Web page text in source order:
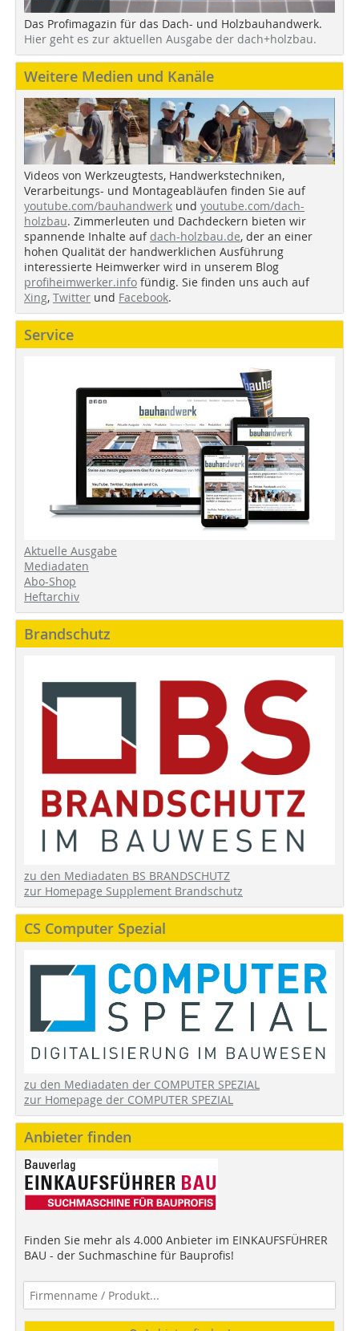
Das Profimagazin für das Dach- und Holzbauhandwerk.
Hier geht es zur aktuellen Ausgabe der dach+holzbau.
Weitere Medien und Kanäle
Videos von Werkzeugtests, Handwerkstechniken,
Verarbeitungs- und Montageabläufen finden Sie auf
youtube.com/bauhandwerk und youtube.com/dach-
holzbau. Zimmerleuten und Dachdeckern bieten wir
spannende Inhalte auf dach-holzbau.de, der an einer
hohen Qualität der handwerklichen Ausführung
interessierte Heimwerker wird in unserem Blog
profiheimwerker.info fündig. Sie finden uns auch auf
Xing, Twitter und Facebook.
Service
Aktuelle Ausgabe
Mediadaten
Abo-Shop
Heftarchiv
Brandschutz
zu den Mediadaten BS BRANDSCHUTZ
zur Homepage Supplement Brandschutz
CS Computer Spezial
zu den Mediadaten der COMPUTER SPEZIAL
zur Homepage der COMPUTER SPEZIAL
Anbieter finden
Finden Sie mehr als 4.000 Anbieter im EINKAUFSFÜHRER
BAU - der Suchmaschine für Bauprofis!